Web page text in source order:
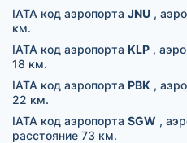
IATA код аэропорта JNU ,
км.
IATA код аэропорта KLP ,
18 км.
IATA код аэропорта PBK ,
22 км.
IATA код аэропорта SGW ,
расстояние 73 км.